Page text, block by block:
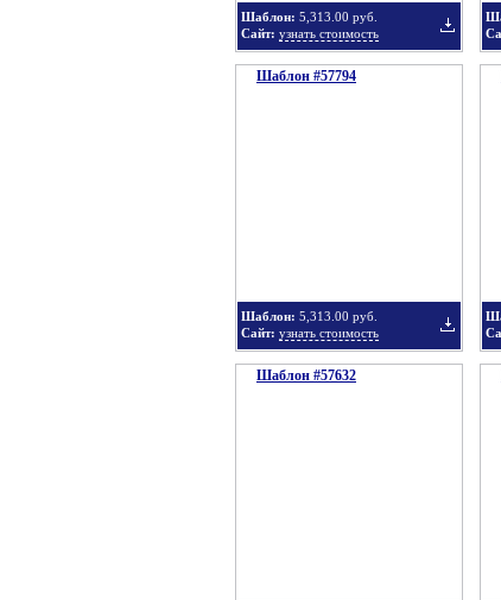
Шаблон: 5,313.00 руб.
Сайт: узнать стоимость
Шаблон #57794
Шаблон: 5,313.00 руб.
Сайт: узнать стоимость
Шаблон #57632